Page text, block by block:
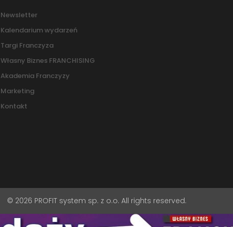
Newsletter
Kalendarium wydarzeń
Targi Franczyza
Własny Biznes FRANCHISING
Akademia Franczyzy
Marketing
Kontakt
© 2026 PROFIT system sp. z o.o. All rights reserved.